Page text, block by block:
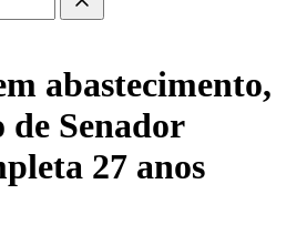
abastecimento,
de Senador
27 anos